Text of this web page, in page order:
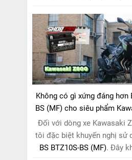
giải pháp hoàn hảo được
riêng cho "chiến mã" retro
nghệ MF (Maintenance
loại ắc quy khô này hoàn
bảo dưỡng.
Không có gì xứng đáng hơn
BS (MF) cho siêu phẩm
Đối với dòng xe Kawasaki
tôi đặc biệt khuyến nghị sử
BS BTZ10S-BS (MF). Đây